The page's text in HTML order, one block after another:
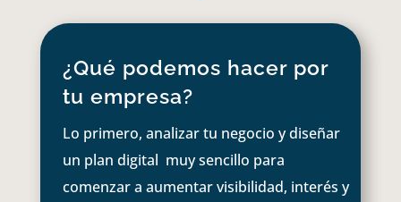
¿Qué podemos hacer por
tu empresa?
Lo primero, analizar tu negocio y diseñar
un plan digital muy sencillo para
comenzar a aumentar visibilidad, interés y